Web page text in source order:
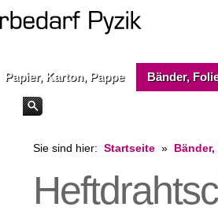
Papier, Karton, Pappe Bänder,
Sie sind hier: Startseite »